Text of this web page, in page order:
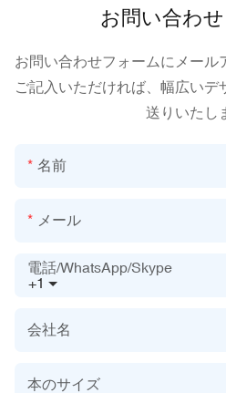
お問い合わ
お問い合わせフォームにメール
ご記入いただければ、幅広いデ
送りいたし
名前
メール
+1
電話/WhatsApp/Skype
会社名
本のサイズ